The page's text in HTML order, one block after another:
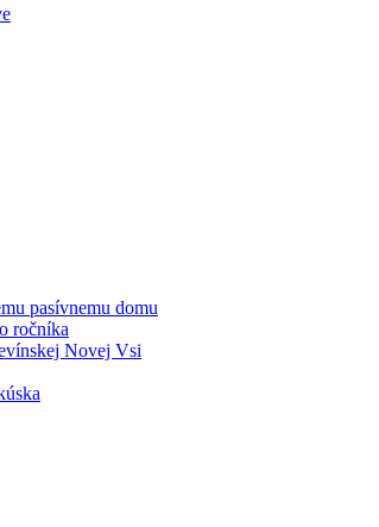
pasívnemu domu
ročníka
Novej Vsi